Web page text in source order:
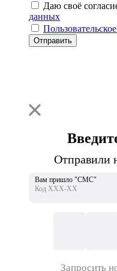
Даю своё
данных
Отправить
Отправили
Вам пришло "СМС"
Код ХХХ-ХХ
Запросить